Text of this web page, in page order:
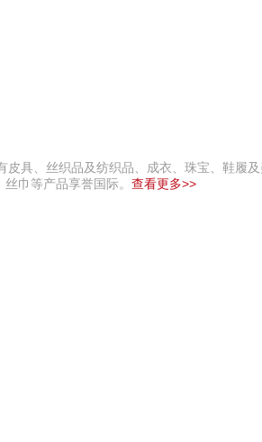
具、丝织品及纺织品、成衣、珠宝、鞋履
巾等产品享誉国际。 查看更多>>